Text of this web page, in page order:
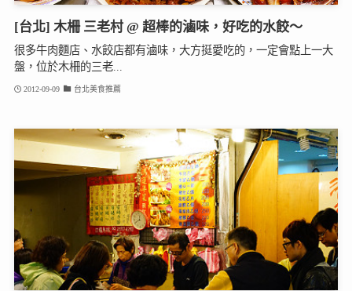
[台北] 木柵 三老村 @ 超棒的滷味，好吃的水餃～
很多牛肉麵店、水餃店都有滷味，大方挺愛吃的，一定會點上一大
盤，位於木柵的三老...
2012-09-09 台北美食推薦